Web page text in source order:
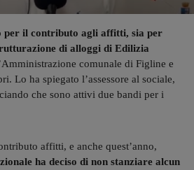
per il contributo agli affitti, sia per
di alloggi di Edilizia
comunale di Figline e
Lo ha spiegato l’assessore al sociale,
che sono attivi due bandi per i
affitti, e anche quest’anno,
ha deciso di non stanziare alcun